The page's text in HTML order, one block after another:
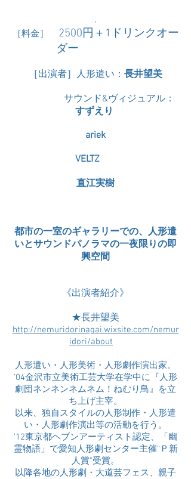
,
［料金］ 2500円＋1ドリンクオー
ダー
［出演者］人形遣い： 長井望美
サウンド&ヴィジュアル：
すずえり
ariek
VELTZ
直江実樹
都市の一室のギャラリーでの、人形遣
いとサウンドパノラマの一夜限りの即
興空間
《出演者紹介》
★長井望美
http://nemuridorinagai.wixsite.com/nemur
idori/about
人形遣い・人形美術・人形劇作演出家。
‘04金沢市立美術工芸大学在学中に『人形
劇団ネンネンネムネム！ねむり鳥』を立
ち上げ主宰。
以来、独自スタイルの人形制作・人形遣
い・人形劇作演出等の活動を行う。
’12東京都ヘブンアーティスト認定、「幽
霊物語」で愛知人形劇センター主催“Ｐ新
人賞”受賞。
以降各地の人形劇・大道芸フェス、親子